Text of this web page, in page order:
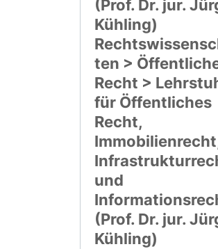
(Prof. Dr. jur.
Kühling)
ten >
Recht >
für Öffentliches
Recht,
und
(Prof. Dr. jur.
Kühling)